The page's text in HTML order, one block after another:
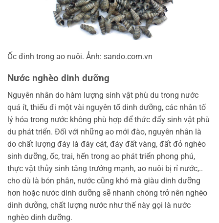
Ốc đinh trong ao nuôi. Ảnh: sando.com.vn
Nước nghèo dinh dưỡng
Nguyên nhân do hàm lượng sinh vật phù du trong nước
quá ít, thiếu đi một vài nguyên tố dinh dưỡng, các nhân tố
lý hóa trong nước không phù hợp để thức đẩy sinh vật phù
du phát triển. Đối với những ao mới đào, nguyên nhân là
do chất lượng đáy là đáy cát, đáy đất vàng, đất đỏ nghèo
sinh dưỡng, ốc, trai, hến trong ao phát triển phong phú,
thực vật thủy sinh tăng trưởng mạnh, ao nuôi bị rỉ nước,..
cho dù là bón phân, nước cũng khó mà giàu dinh dưỡng
hơn hoặc nước dinh dưỡng sẽ nhanh chóng trở nên nghèo
dinh dưỡng, chất lượng nước như thế này gọi là nước
nghèo dinh dưỡng.